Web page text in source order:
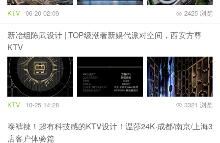
KTV 06-20 02:09 2425 浏览
新冶组陈武设计 | TOP级潮奢新娱代派对空间，西安方尊
KTV
KTV 10-25 14:28 3321 浏览
泰裤辣！超有科技感的KTV设计！温莎24K·成都/南京/上海3
店客户体验篇